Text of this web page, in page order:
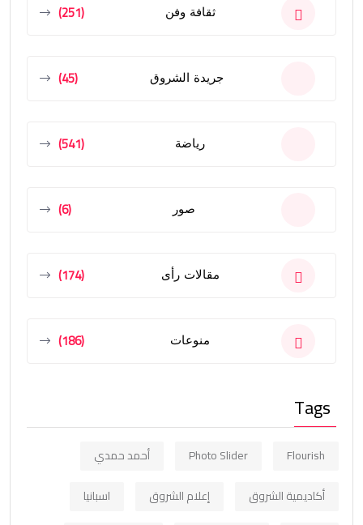
ثقافة وفن (251)
جريدة الشروق (45)
رياضة (541)
صور (6)
مقالات رأى (174)
منوعات (186)
Tags
Flourish
Photo Slider
أحمد حمدي
أكاديمية الشروق
إعلام الشروق
اسبانيا